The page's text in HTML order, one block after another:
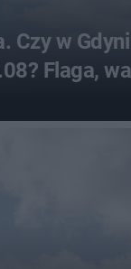
Czy w
Flaga,